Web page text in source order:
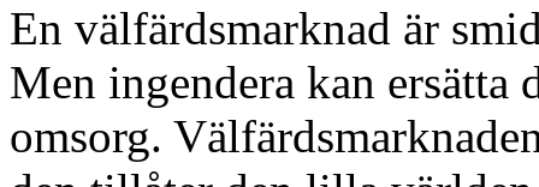
En välfärdsmarknad är
Men ingendera kan
omsorg.